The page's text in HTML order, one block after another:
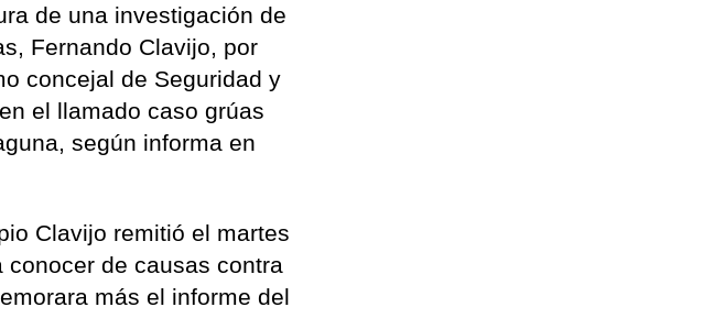
de una investigación de
Fernando Clavijo, por
concejal de Seguridad y
el llamado caso grúas
según informa en
Clavijo remitió el martes
de causas contra
más el informe del